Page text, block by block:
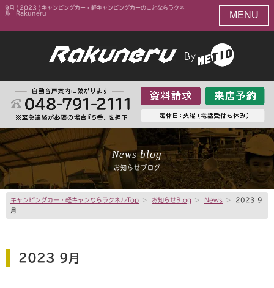
9月 | 2023 | キャンピングカー・軽キャンピングカーのことならラクネ
ル｜Rakuneru
MENU
News blog
お知らせブログ
キャンピングカー・軽キャンならラクネルTop > お知らせBlog > News >
2023 9
月
2023 9月